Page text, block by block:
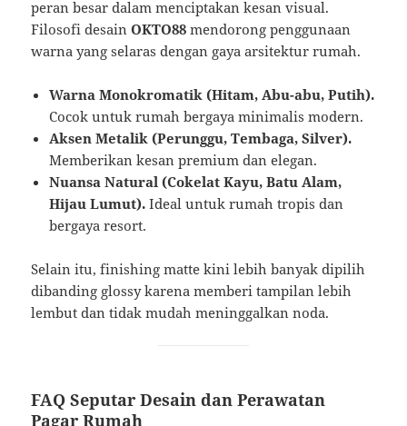
peran besar dalam menciptakan kesan visual.
Filosofi desainOKTO88 mendorong penggunaan
warna yang selaras dengan gaya arsitektur rumah.
Warna Monokromatik (Hitam, Abu-abu, Putih).
Cocok untuk rumah bergaya minimalis modern.
Aksen Metalik (Perunggu, Tembaga, Silver).
Memberikan kesan premium dan elegan.
Nuansa Natural (Cokelat Kayu, Batu Alam,
Hijau Lumut). Ideal untuk rumah tropis dan
bergaya resort.
Selain itu, finishing matte kini lebih banyak dipilih
dibanding glossy karena memberi tampilan lebih
lembut dan tidak mudah meninggalkan noda.
FAQ Seputar Desain dan Perawatan
Pagar Rumah